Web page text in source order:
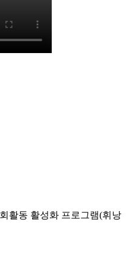
활동 활성화 프로그램(휘낭